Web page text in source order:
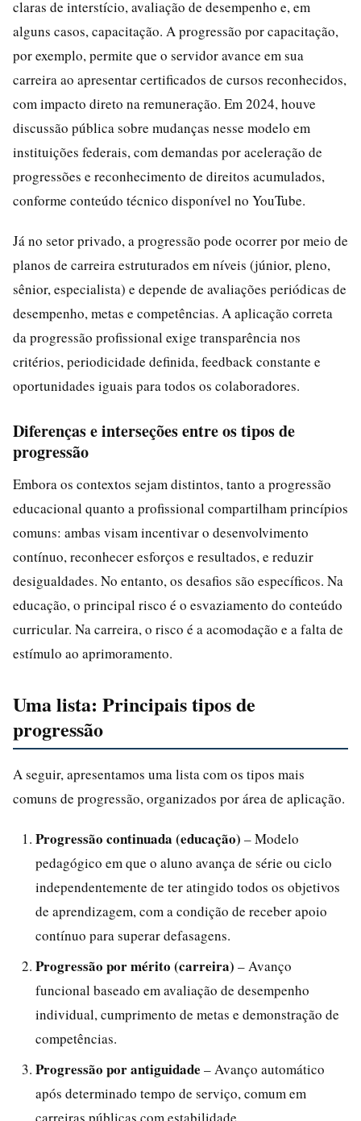
claras de interstício, avaliação de desempenho e, em
alguns casos, capacitação. A progressão por capacitação,
por exemplo, permite que o servidor avance em sua
carreira ao apresentar certificados de cursos reconhecidos,
com impacto direto na remuneração. Em 2024, houve
discussão pública sobre mudanças nesse modelo em
instituições federais, com demandas por aceleração de
progressões e reconhecimento de direitos acumulados,
conforme conteúdo técnico disponível no YouTube.
Já no setor privado, a progressão pode ocorrer por meio de
planos de carreira estruturados em níveis (júnior, pleno,
sênior, especialista) e depende de avaliações periódicas de
desempenho, metas e competências. A aplicação correta
da progressão profissional exige transparência nos
critérios, periodicidade definida, feedback constante e
oportunidades iguais para todos os colaboradores.
Diferenças e interseções entre os tipos de
progressão
Embora os contextos sejam distintos, tanto a progressão
educacional quanto a profissional compartilham princípios
comuns: ambas visam incentivar o desenvolvimento
contínuo, reconhecer esforços e resultados, e reduzir
desigualdades. No entanto, os desafios são específicos. Na
educação, o principal risco é o esvaziamento do conteúdo
curricular. Na carreira, o risco é a acomodação e a falta de
estímulo ao aprimoramento.
Uma lista: Principais tipos de
progressão
A seguir, apresentamos uma lista com os tipos mais
comuns de progressão, organizados por área de aplicação.
Progressão continuada (educação) – Modelo
pedagógico em que o aluno avança de série ou ciclo
independentemente de ter atingido todos os objetivos
de aprendizagem, com a condição de receber apoio
contínuo para superar defasagens.
Progressão por mérito (carreira) – Avanço
funcional baseado em avaliação de desempenho
individual, cumprimento de metas e demonstração de
competências.
Progressão por antiguidade – Avanço automático
após determinado tempo de serviço, comum em
carreiras públicas com estabilidade.